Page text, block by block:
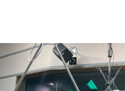
お知らせ
イベント・グッズ
YouTube
会社情報